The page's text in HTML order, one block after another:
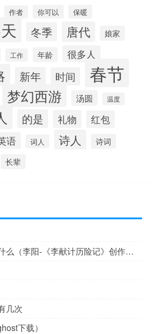
作者 你可以 保暖
冬季 唐代 娘家
工作 年龄 很多人
新年 时间 春节
梦幻西游 汤圆 温度
的是 礼物 红包
语 词人 诗人 诗词
长辈
李献计历险记到底说了些什么（李阳-《李献计历险记》创作者简介）
几次
下载）